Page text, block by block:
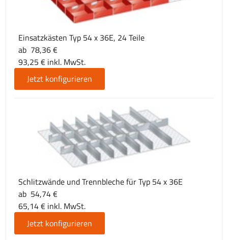
Einsatzkästen Typ 54 x 36E, 24 Teile
ab 78,36 €
93,25 € inkl. MwSt.
Jetzt konfigurieren
Schlitzwände und Trennbleche für Typ 54 x 36E
ab 54,74 €
65,14 € inkl. MwSt.
Jetzt konfigurieren